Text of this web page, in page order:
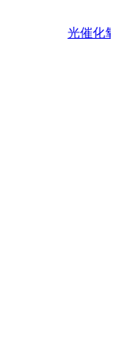
光催化